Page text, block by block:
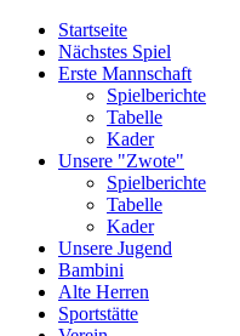
Startseite
Nächstes Spiel
Erste Mannschaft
Spielberichte
Tabelle
Kader
Unsere "Zwote"
Spielberichte
Tabelle
Kader
Unsere Jugend
Bambini
Alte Herren
Sportstätte